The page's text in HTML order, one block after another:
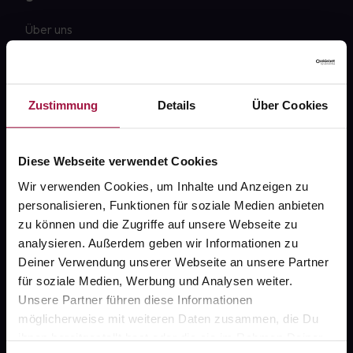
Zustimmung Details Über Cookies
Diese Webseite verwendet Cookies
Wir verwenden Cookies, um Inhalte und Anzeigen zu
personalisieren, Funktionen für soziale Medien anbieten
zu können und die Zugriffe auf unsere Webseite zu
analysieren. Außerdem geben wir Informationen zu
Deiner Verwendung unserer Webseite an unsere Partner
für soziale Medien, Werbung und Analysen weiter.
Unsere Partner führen diese Informationen
möglicherweise mit weiteren Daten zusammen, die Du
ihnen bereitgestellt hast oder die sie im Rahmen Deiner
Über uns
Newsletter
Sanitätshäuser
AGB
Impressum